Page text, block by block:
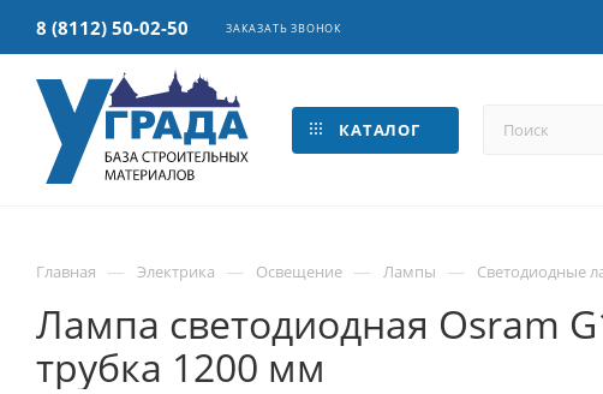
8 (8112) 50-02-50 ЗАКАЗАТЬ ЗВОНОК
КАТАЛОГ
Главная — Электрика — Освещение — Лампы — Светодиодные
Лампа светодиодная Osram
трубка 1200 мм